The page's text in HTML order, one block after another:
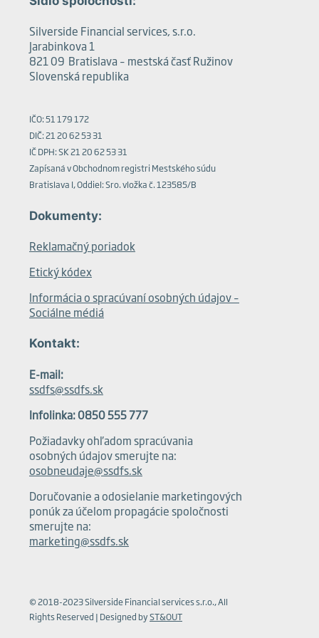
Silverside Financial services, s.r.o.
Jarabinkova 1
821 09 Bratislava – mestská časť Ružinov
Slovenská republika
IČO: 51 179 172
DIČ: 21 20 62 53 31
IČ DPH: SK 21 20 62 53 31
Zapísaná v Obchodnom registri Mestského súdu
Bratislava I, Oddiel: Sro. vložka č. 123585/B
Dokumenty:
Reklamačný poriadok
Etický kódex
Informácia o spracúvaní osobných údajov –
Sociálne médiá
Kontakt:
E-mail:
ssdfs@ssdfs.sk
Infolinka: 0850 555 777
Požiadavky ohľadom spracúvania
osobných údajov smerujte na:
osobneudaje@ssdfs.sk
Doručovanie a odosielanie marketingových
ponúk za účelom propagácie spoločnosti
smerujte na:
marketing@ssdfs.sk
© 2018-2023 Silverside Financial services s.r.o., All
Rights Reserved | Designed byST&OUT